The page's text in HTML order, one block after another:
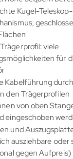
Kugel-
viele
für
Kabelführung
den Trägerprofilen
von oben
eingeschoben
und
ausziehbare oder
gegen Aufpreis)